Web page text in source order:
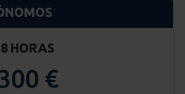
8 HORAS
€